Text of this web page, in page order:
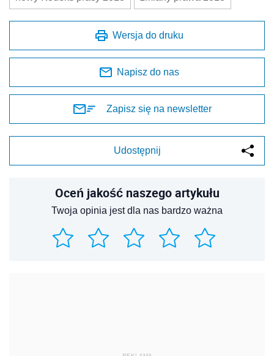
Wersja do druku
Napisz do nas
Zapisz się na newsletter
Udostępnij
Oceń jakość naszego artykułu
Twoja opinia jest dla nas bardzo ważna